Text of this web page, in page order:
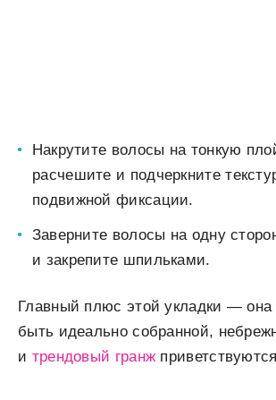
Накрутите волосы на тонкую
расчешите и подчеркните
подвижной фиксации.
Заверните волосы на одну
и закрепите шпильками.
Главный плюс этой укладки — она
быть идеально собранной,
и трендовый гранж